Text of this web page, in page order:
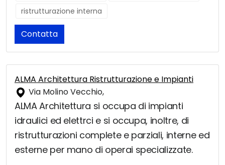
ristrutturazione interna
Contatta
ALMA Architettura Ristrutturazione e Impianti
Via Molino Vecchio,
ALMA Architettura si occupa di impianti
idraulici ed elettrci e si occupa, inoltre, di
ristrutturazioni complete e parziali, interne ed
esterne per mano di operai specializzate.